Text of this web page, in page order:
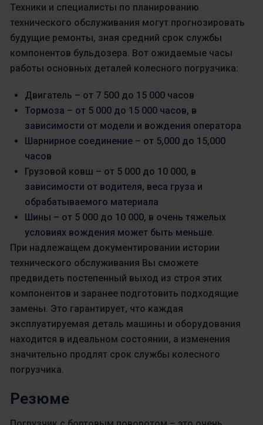
Техники и специалисты по планированию
технического обслуживания могут прогнозировать
будущие ремонты, зная средний срок службы
компонентов бульдозера. Вот ожидаемые часы
работы основных деталей колесного погрузчика:
Двигатель – от 7 500 до 15 000 часов
Тормоза – от 5 000 до 15 000 часов, в
зависимости от модели и вождения оператора
Шарнирное соединение – от 5,000 до 15,000
часов
Грузовой ковш – от 5 000 до 10 000, в
зависимости от водителя, веса груза и
обрабатываемого материала
Шины – от 5 000 до 10 000, в очень тяжелых
условиях вождения может быть меньше.
При надлежащем документировании истории
технического обслуживания Вы сможете
предвидеть постепенный выход из строя этих
компонентов и заранее подготовить подходящие
замены. Это гарантирует, что каждая
эксплуатируемая деталь машины и оборудования
находится в идеальном состоянии, а изменения
значительно продлят срок службы колесного
погрузчика.
Резюме